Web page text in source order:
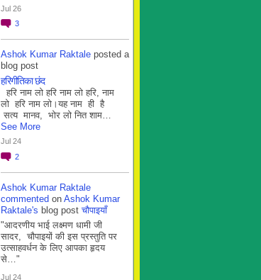
Jul 26
3
Ashok Kumar Raktale posted a
blog post
हरिगीतिका छंद
हरि नाम लो हरि नाम लो हरि, नाम
लो हरि नाम लो।यह नाम ही है
सत्य मानव, भोर लो नित शाम…
See More
Jul 24
2
Ashok Kumar Raktale
commented on Ashok Kumar
Raktale's blog postचौपाइयाँ
"आदरणीय भाई लक्ष्मण धामी जी
सादर, चौपाइयों की इस प्रस्तुति पर
उत्साहवर्धन के लिए आपका हृदय
से…"
Jul 24